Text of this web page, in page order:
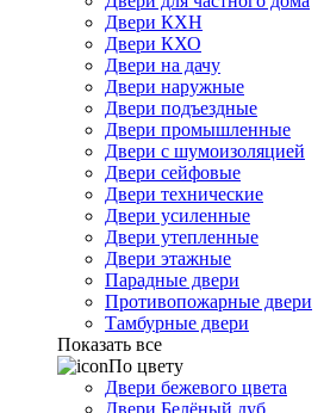
Двери КХН
Двери КХО
Двери на дачу
Двери наружные
Двери подъездные
Двери промышленные
Двери с шумоизоляцией
Двери сейфовые
Двери технические
Двери усиленные
Двери утепленные
Двери этажные
Парадные двери
Противопожарные двери
Тамбурные двери
Показать все
По цвету
Двери бежевого цвета
Двери Белёный дуб